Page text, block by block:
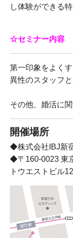
し体験ができる
☆セミナー内容
第一印象をよく
異性のスタッフ
その他、婚活に
開催場所
◆株式会社IBJ新
◆〒160-0023 東
トウエストビル